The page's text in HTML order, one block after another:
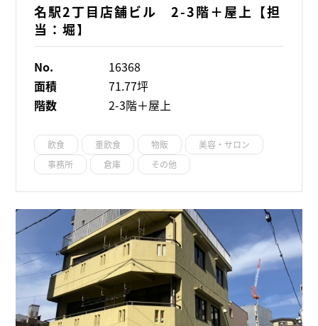
名駅2丁目店舗ビル 2-3階＋屋上【担
当：堀】
No.
16368
面積
71.77坪
階数
2-3階＋屋上
飲食 重飲食 物販
美容・サロン
事務所
倉庫 その他